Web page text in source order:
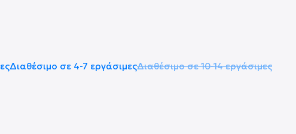
Διαθέσιμο σε 4-7 εργάσιμεςΔιαθέσιμο σε 10-14 εργάσιμες